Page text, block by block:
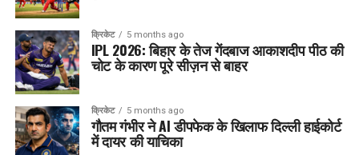
क्रिकेट 5 months ago
IPL 2026: बिहार के तेज गेंदबाज आकाशदीप पीठ की
चोट के कारण पूरे सीज़न से बाहर
क्रिकेट 5 months ago
गौतम गंभीर ने AI डीपफेक के खिलाफ दिल्ली हाईकोर्ट
में दायर की याचिका